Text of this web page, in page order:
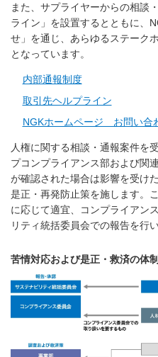
また、サプライヤーからの相談
ライン」を設置するとともに、
せ」を通じ、あらゆるステーク
となっています。
内部通報制度
取引先ヘルプライン
NGKホームページ お問い合
人権に関する相談・通報案件を
プコンプライアンス部および関
が確認された場合は影響を受け
是正・再発防止策を施します。
に応じて適宜、コンプライアン
リティ統括委員会での報告を行い
苦情対応および是正・救済の体